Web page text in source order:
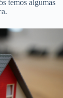
temos algumas